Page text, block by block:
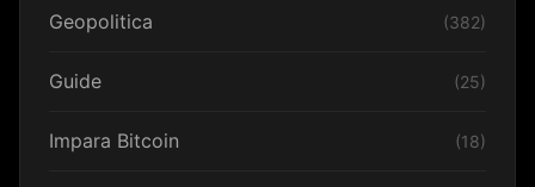
Geopolitica (382)
Guide (25)
Impara Bitcoin (18)